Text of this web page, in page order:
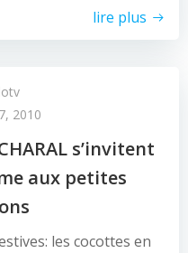
lire plus
2010
s’invitent
aux petites
les cocottes en